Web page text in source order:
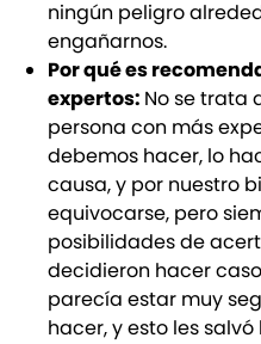
ningún peligro
engañarnos.
Por qué es
expertos: No se trata
persona con más
debemos hacer, lo
causa, y por nuestro
equivocarse, pero
posibilidades de
decidieron hacer
parecía estar muy
hacer, y esto les salvó